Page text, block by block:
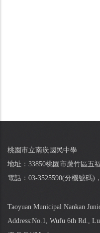
桃園市立南崁國民中學
地址：33850桃園市蘆竹區五
電話：03-3525590(分機號碼)
Taoyuan Municipal Nankan
Address:No.1, Wufu 6th Rd.,